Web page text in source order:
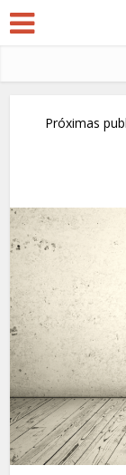
Próximas